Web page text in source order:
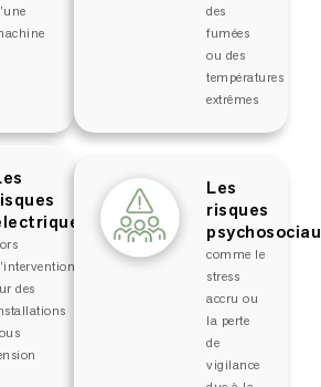
des
fumées
ou des
températures
extrêmes
des
Les
risques
comme le
stress
accru ou
la perte
de
vigilance